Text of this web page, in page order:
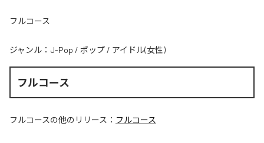
フルコース
ジャンル： J-Pop / ポップ / アイドル(女性)
フルコース
フルコースの他のリリース： フルコース